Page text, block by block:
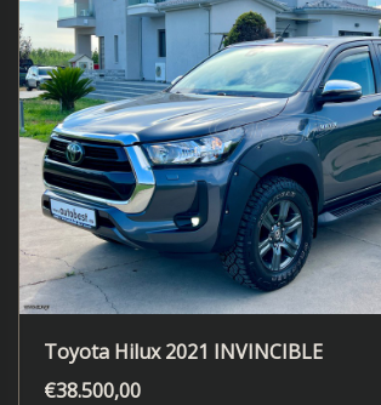
Toyota Hilux 2021 INVINCIBLE
€38.500,00